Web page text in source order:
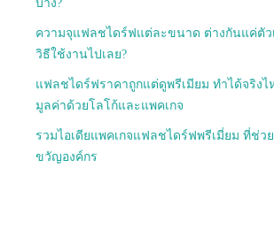
บ้าง?
ความจุแฟลชไดร์ฟแต่ละขนาด ต่างกันแค่ตัว
วิธีใช้งานไปเลย?
แฟลชไดร์ฟราคาถูกแต่ดูพรีเมียม ทำได้จริงไห
มูลค่าด้วยโลโก้และแพคเกจ
รวมไอเดียแพคเกจแฟลชไดร์ฟพรีเมี่ยม ที่ช่ว
ขวัญองค์กร